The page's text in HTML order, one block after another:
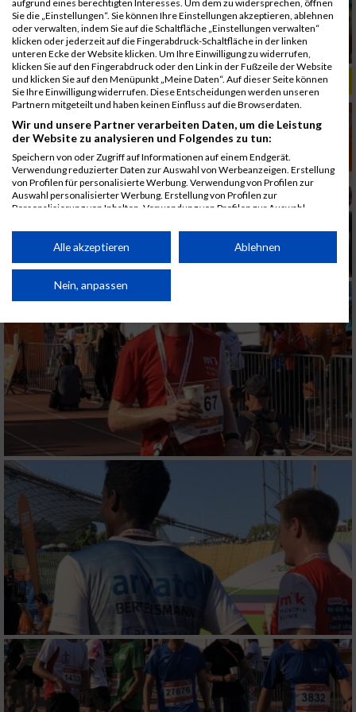
ALBUM B2RUN MÜNCHEN, B2RUN / 16.07.2019
aufgrund eines berechtigten Interesses. Um dem zu widersprechen, öffnen
Sie die „Einstellungen“. Sie können Ihre Einstellungen akzeptieren, ablehnen
oder verwalten, indem Sie auf die Schaltfläche „Einstellungen verwalten“
klicken oder jederzeit auf die Fingerabdruck-Schaltfläche in der linken
unteren Ecke der Website klicken. Um Ihre Einwilligung zu widerrufen,
klicken Sie auf den Fingerabdruck oder den Link in der Fußzeile der Website
und klicken Sie auf den Menüpunkt „Meine Daten“. Auf dieser Seite können
Sie Ihre Einwilligung widerrufen. Diese Entscheidungen werden unseren
Partnern mitgeteilt und haben keinen Einfluss auf die Browserdaten.
Wir und unsere Partner verarbeiten Daten, um die Leistung
der Website zu analysieren und Folgendes zu tun:
Speichern von oder Zugriff auf Informationen auf einem Endgerät.
Verwendung reduzierter Daten zur Auswahl von Werbeanzeigen. Erstellung
von Profilen für personalisierte Werbung. Verwendung von Profilen zur
Auswahl personalisierter Werbung. Erstellung von Profilen zur
Personalisierung von Inhalten. Verwendung von Profilen zur Auswahl
Performance von Inhalten. Analyse von Zielgruppen durch Statistiken oder
Kombinationen von Daten aus verschiedenen Quellen. Entwicklung und
von Inhalten.
Daten können außerhalb der Europäischen Union weitergegeben und in die
Website/App.
Partnerliste anzeigen (1 IAB-Anbieter)
Wir nutzen Ihre Daten für folgende Zwecke:
IAB-Verarbeitungszwecke:
Speichern von oder Zugriff auf Informationen
Verwendung reduzierter Daten zur Auswahl
von Werbeanzeigen
Erstellung von Profilen für personalisierte
Werbung
Verwendung von Profilen zur Auswahl
personalisierter Werbung
Erstellung von Profilen zur Personalisierung
von Inhalten
Verwendung von Profilen zur Auswahl
personalisierter Inhalte
Alle akzeptieren Ablehnen
Nein, anpassen